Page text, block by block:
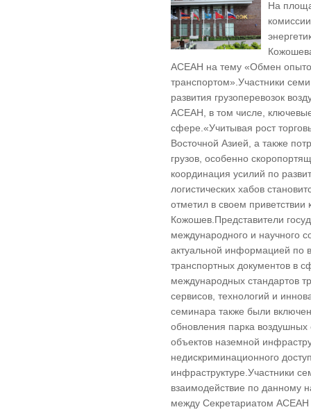
На
АСЕАН на тему «Обмен
транспортом».Участники
развития грузоперевозок
АСЕАН, в том числе,
сфере.«Учитывая рост
Восточной Азией, а также
грузов, особенно
координация усилий по
логистических хабов
отметил в своем
Кожошев.Представители
международного и научного
актуальной информацией по
транспортных документов в
международных стандартов
сервисов, технологий и
семинара также были
обновления парка
объектов наземной
недискриминационного
инфраструктуре.Участники
взаимодействие по данному
между Секретариатом АСЕАН